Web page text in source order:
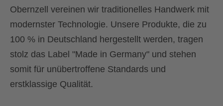
Obernzell vereinen wir traditionelles Handwerk mit
modernster Technologie. Unsere Produkte, die zu
100 % in Deutschland hergestellt werden, tragen
stolz das Label "Made in Germany" und stehen
somit für unübertroffene Standards und
erstklassige Qualität.